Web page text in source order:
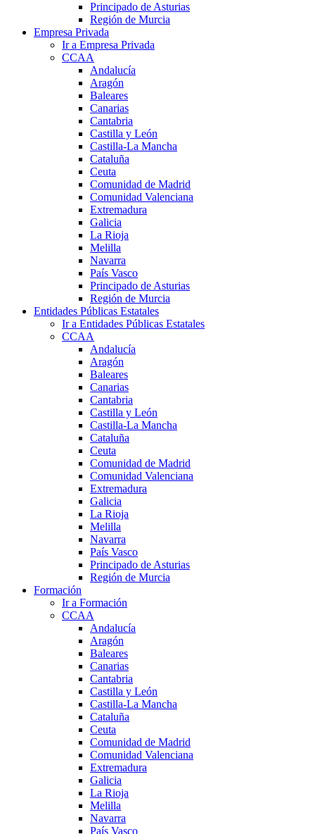
Principado de Asturias
Región de Murcia
Empresa Privada
Ir a Empresa Privada
CCAA
Andalucía
Aragón
Baleares
Canarias
Cantabria
Castilla y León
Castilla-La Mancha
Cataluña
Ceuta
Comunidad de Madrid
Comunidad Valenciana
Extremadura
Galicia
La Rioja
Melilla
Navarra
País Vasco
Principado de Asturias
Región de Murcia
Entidades Públicas Estatales
Ir a Entidades Públicas Estatales
CCAA
Andalucía
Aragón
Baleares
Canarias
Cantabria
Castilla y León
Castilla-La Mancha
Cataluña
Ceuta
Comunidad de Madrid
Comunidad Valenciana
Extremadura
Galicia
La Rioja
Melilla
Navarra
País Vasco
Principado de Asturias
Región de Murcia
Formación
Ir a Formación
CCAA
Andalucía
Aragón
Baleares
Canarias
Cantabria
Castilla y León
Castilla-La Mancha
Cataluña
Ceuta
Comunidad de Madrid
Comunidad Valenciana
Extremadura
Galicia
La Rioja
Melilla
Navarra
País Vasco